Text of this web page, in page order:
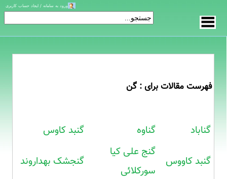
فهرست مقالات برای : گن
گناباد گناوه گنبد کاوس
گنبد کاووس
گنج علی کیا
سورکلائی
گنجشک بهداروند
ورود به سامانه / ایجاد حساب کاربری